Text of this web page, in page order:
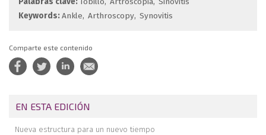
Keywords:Ankle Arthroscopy Synovitis
Comparte este contenido
EN ESTA EDICIÓN
Nueva estructura para un nuevo tiempo